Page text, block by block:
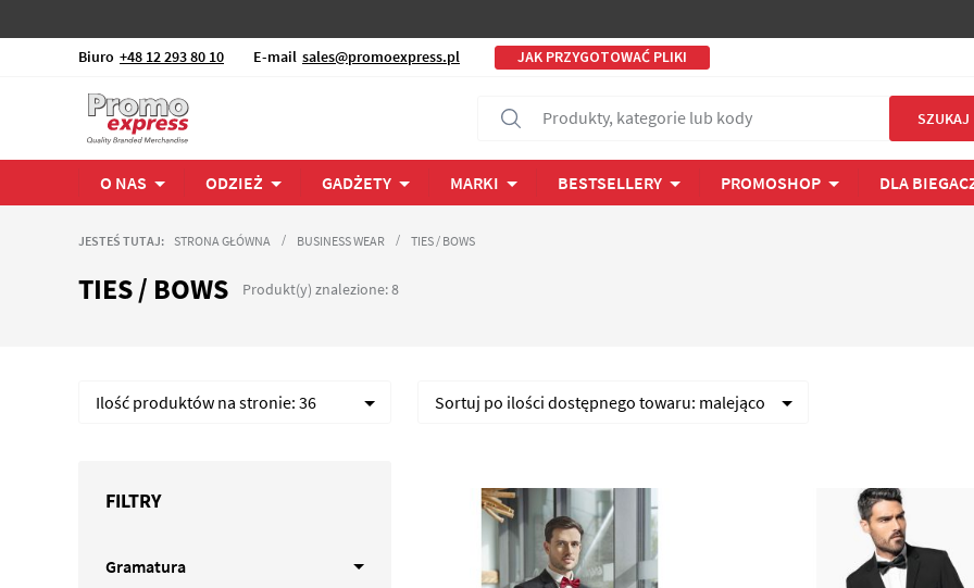
Biuro +48 12 293 80 10 E-mail sales@promoexpress.pl JAK PRZYGOTOWAĆ PLIKI
Produkty, kategorie lub kody SZUKAJ
O NAS ODZIEŻ GADŻETY MARKI BESTSELLERY PROMOSHOP DLA
JESTEŚ TUTAJ: STRONA GŁÓWNA BUSINESS WEAR TIES / BOWS
TIES / BOWS Produkt(y) znalezione: 8
Ilość produktów na stronie: 36 Sortuj po ilości dostępnego towaru: malejąco
FILTRY
Gramatura